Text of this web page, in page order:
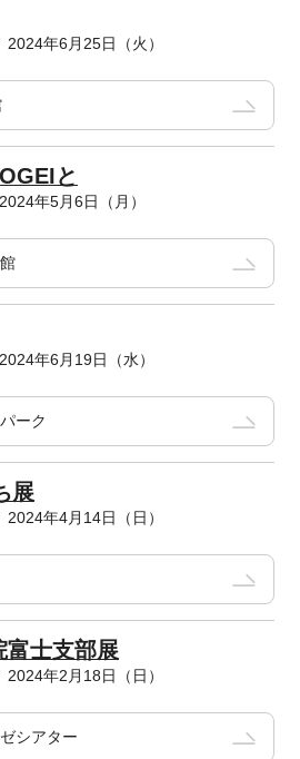
年6月25日（火）
と
年5月6日（月）
年6月19日（水）
ーク
展
年4月14日（日）
富士支部展
年2月18日（日）
シアター